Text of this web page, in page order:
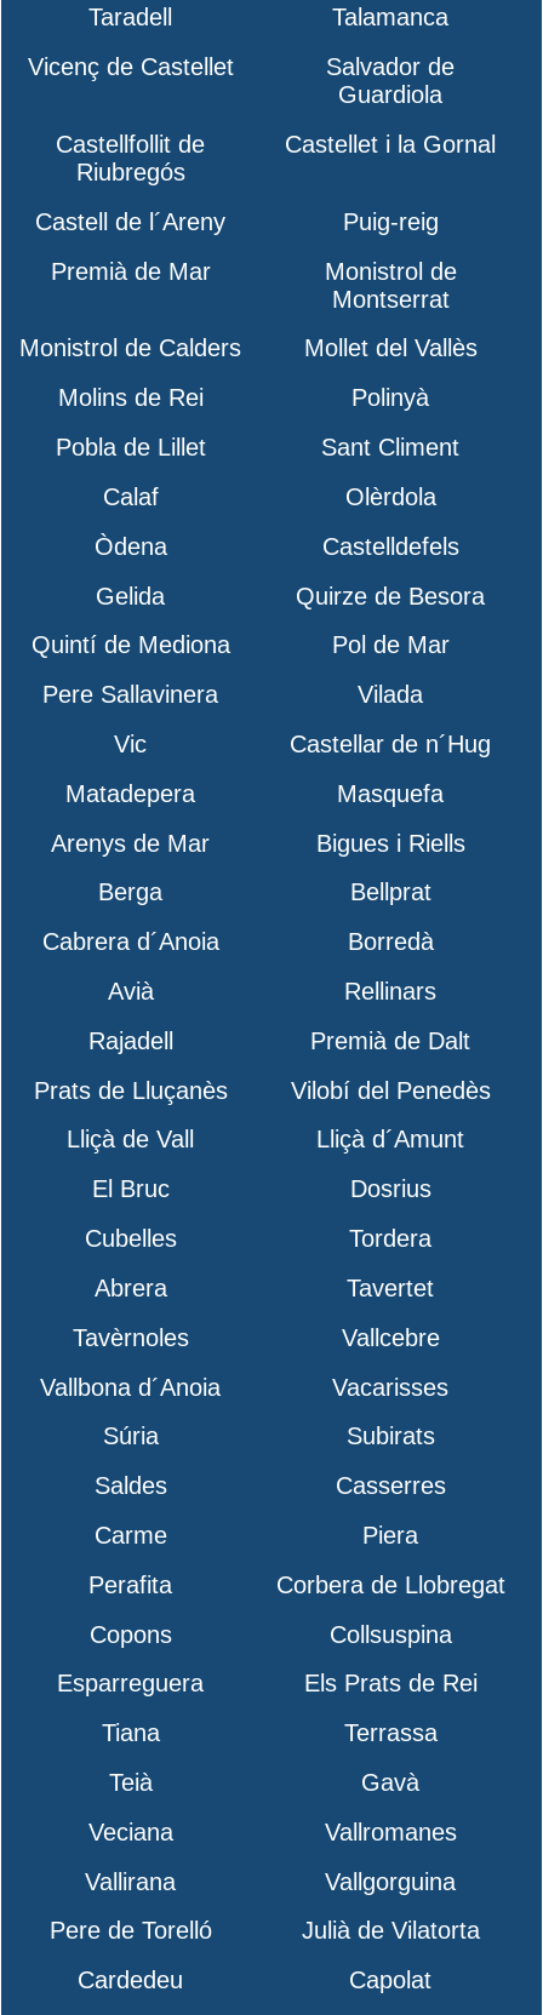
Taradell
Talamanca
Vicenç de Castellet
Salvador de
Guardiola
Castellfollit de
Riubregós
Castellet i la Gornal
Castell de l´Areny
Puig-reig
Premià de Mar
Monistrol de
Montserrat
Monistrol de Calders
Mollet del Vallès
Molins de Rei
Polinyà
Pobla de Lillet
Sant Climent
Calaf
Olèrdola
Òdena
Castelldefels
Gelida
Quirze de Besora
Quintí de Mediona
Pol de Mar
Pere Sallavinera
Vilada
Vic
Castellar de n´Hug
Matadepera
Masquefa
Arenys de Mar
Bigues i Riells
Berga
Bellprat
Cabrera d´Anoia
Borredà
Avià
Rellinars
Rajadell
Premià de Dalt
Prats de Lluçanès
Vilobí del Penedès
Lliçà de Vall
Lliçà d´Amunt
El Bruc
Dosrius
Cubelles
Tordera
Abrera
Tavertet
Tavèrnoles
Vallcebre
Vallbona d´Anoia
Vacarisses
Súria
Subirats
Saldes
Casserres
Carme
Piera
Perafita
Corbera de Llobregat
Copons
Collsuspina
Esparreguera
Els Prats de Rei
Tiana
Terrassa
Teià
Gavà
Veciana
Vallromanes
Vallirana
Vallgorguina
Pere de Torelló
Julià de Vilatorta
Cardedeu
Capolat